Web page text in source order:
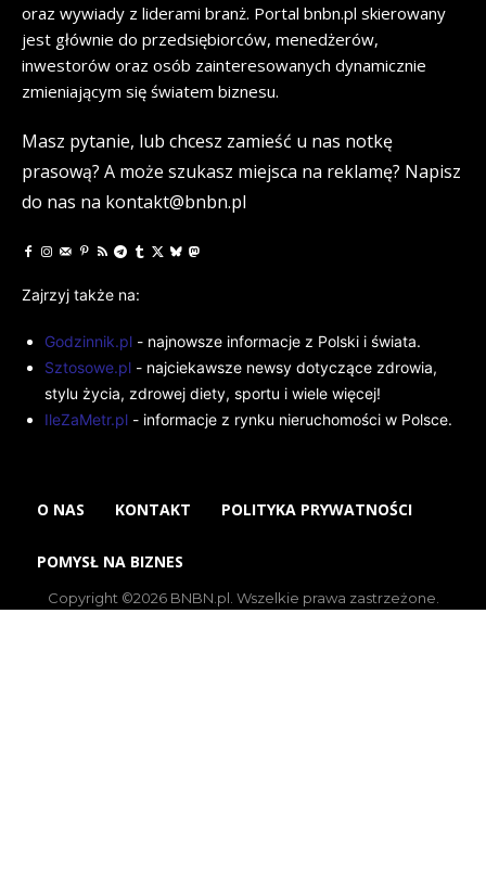
oraz wywiady z liderami branż. Portal bnbn.pl skierowany
jest głównie do przedsiębiorców, menedżerów,
inwestorów oraz osób zainteresowanych dynamicznie
zmieniającym się światem biznesu.
Masz pytanie, lub chcesz zamieść u nas notkę
prasową? A może szukasz miejsca na reklamę? Napisz
do nas na kontakt@bnbn.pl
Zajrzyj także na:
Godzinnik.pl - najnowsze informacje z Polski i świata.
Sztosowe.pl - najciekawsze newsy dotyczące zdrowia,
stylu życia, zdrowej diety, sportu i wiele więcej!
IleZaMetr.pl - informacje z rynku nieruchomości w Polsce.
O NAS KONTAKT POLITYKA PRYWATNOŚCI
POMYSŁ NA BIZNES
Copyright ©2026 BNBN.pl. Wszelkie prawa zastrzeżone.